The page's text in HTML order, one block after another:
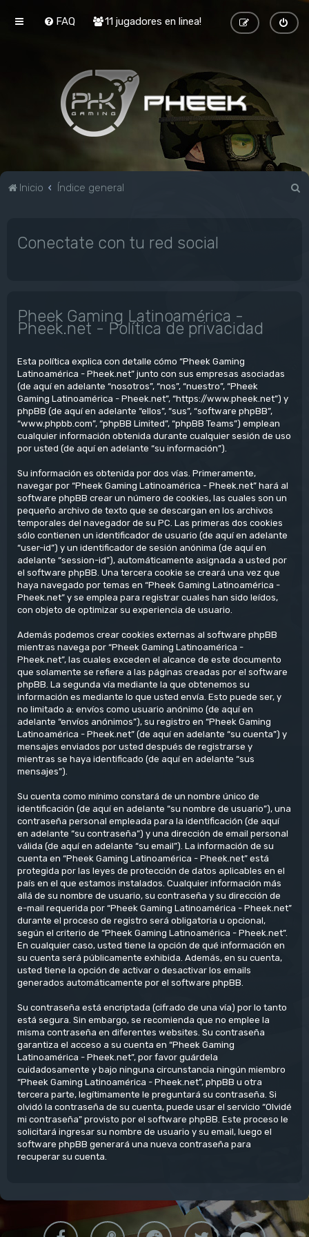
FAQ 11 jugadores en linea!
Inicio Índice general
Conectate con tu red social
Pheek Gaming Latinoamérica -
Pheek.net - Política de privacidad
Esta política explica con detalle cómo “Pheek Gaming
Latinoamérica - Pheek.net” junto con sus empresas asociadas
(de aquí en adelante “nosotros”, “nos”, “nuestro”, “Pheek
Gaming Latinoamérica - Pheek.net”, “https://www.pheek.net”) y
phpBB (de aquí en adelante “ellos”, “sus”, “software phpBB”,
“www.phpbb.com”, “phpBB Limited”, “phpBB Teams”) emplean
cualquier información obtenida durante cualquier sesión de uso
por usted (de aquí en adelante “su información”).
Su información es obtenida por dos vías. Primeramente,
navegar por “Pheek Gaming Latinoamérica - Pheek.net” hará al
software phpBB crear un número de cookies, las cuales son un
pequeño archivo de texto que se descargan en los archivos
temporales del navegador de su PC. Las primeras dos cookies
sólo contienen un identificador de usuario (de aquí en adelante
“user-id”) y un identificador de sesión anónima (de aquí en
adelante “session-id”), automáticamente asignada a usted por
el software phpBB. Una tercera cookie se creará una vez que
haya navegado por temas en “Pheek Gaming Latinoamérica -
Pheek.net” y se emplea para registrar cuales han sido leídos,
con objeto de optimizar su experiencia de usuario.
Además podemos crear cookies externas al software phpBB
mientras navega por “Pheek Gaming Latinoamérica -
Pheek.net”, las cuales exceden el alcance de este documento
que solamente se refiere a las páginas creadas por el software
phpBB. La segunda vía mediante la que obtenemos su
información es mediante lo que usted envía. Esto puede ser, y
no limitado a: envíos como usuario anónimo (de aquí en
adelante “envíos anónimos”), su registro en “Pheek Gaming
Latinoamérica - Pheek.net” (de aquí en adelante “su cuenta”) y
mensajes enviados por usted después de registrarse y
mientras se haya identificado (de aquí en adelante “sus
mensajes”).
Su cuenta como mínimo constará de un nombre único de
identificación (de aquí en adelante “su nombre de usuario”), una
contraseña personal empleada para la identificación (de aquí
en adelante “su contraseña”) y una dirección de email personal
válida (de aquí en adelante “su email”). La información de su
cuenta en “Pheek Gaming Latinoamérica - Pheek.net” está
protegida por las leyes de protección de datos aplicables en el
país en el que estamos instalados. Cualquier información más
allá de su nombre de usuario, su contraseña y su dirección de
e-mail requerida por “Pheek Gaming Latinoamérica - Pheek.net”
durante el proceso de registro será obligatoria u opcional,
según el criterio de “Pheek Gaming Latinoamérica - Pheek.net”.
En cualquier caso, usted tiene la opción de qué información en
su cuenta será públicamente exhibida. Además, en su cuenta,
usted tiene la opción de activar o desactivar los emails
generados automáticamente por el software phpBB.
Su contraseña está encriptada (cifrado de una vía) por lo tanto
está segura. Sin embargo, se recomienda que no emplee la
misma contraseña en diferentes websites. Su contraseña
garantiza el acceso a su cuenta en “Pheek Gaming
Latinoamérica - Pheek.net”, por favor guárdela
cuidadosamente y bajo ninguna circunstancia ningún miembro
“Pheek Gaming Latinoamérica - Pheek.net”, phpBB u otra
tercera parte, legítimamente le preguntará su contraseña. Si
olvidó la contraseña de su cuenta, puede usar el servicio “Olvidé
mi contraseña” provisto por el software phpBB. Este proceso le
solicitará ingresar su nombre de usuario y su email, luego el
software phpBB generará una nueva contraseña para
recuperar su cuenta.